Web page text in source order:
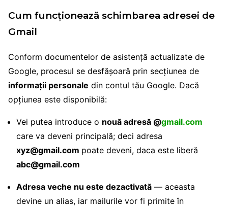
Cum funcționează schimbarea adresei de
Gmail
Conform documentelor de asistență actualizate de
Google, procesul se desfășoară prin secțiunea de
informații personale din contul tău Google. Dacă
opțiunea este disponibilă:
Vei putea introduce o nouă adresă @gmail.com
care va deveni principală; deci adresa
xyz@gmail.com poate deveni, daca este liberă
abc@gmail.com
Adresa veche nu este dezactivată — aceasta
devine un alias, iar mailurile vor fi primite în